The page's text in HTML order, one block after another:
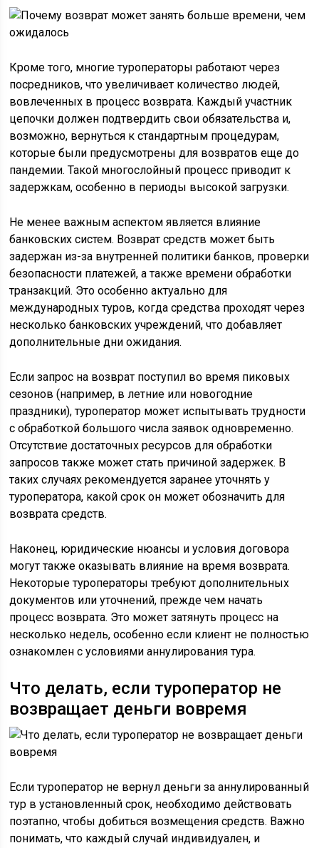
Кроме того, многие туроператоры работают через
посредников, что увеличивает количество людей,
вовлеченных в процесс возврата. Каждый участник
цепочки должен подтвердить свои обязательства и,
возможно, вернуться к стандартным процедурам,
которые были предусмотрены для возвратов еще до
пандемии. Такой многослойный процесс приводит к
задержкам, особенно в периоды высокой загрузки.
Не менее важным аспектом является влияние
банковских систем. Возврат средств может быть
задержан из-за внутренней политики банков, проверки
безопасности платежей, а также времени обработки
транзакций. Это особенно актуально для
международных туров, когда средства проходят через
несколько банковских учреждений, что добавляет
дополнительные дни ожидания.
Если запрос на возврат поступил во время пиковых
сезонов (например, в летние или новогодние
праздники), туроператор может испытывать трудности
с обработкой большого числа заявок одновременно.
Отсутствие достаточных ресурсов для обработки
запросов также может стать причиной задержек. В
таких случаях рекомендуется заранее уточнять у
туроператора, какой срок он может обозначить для
возврата средств.
Наконец, юридические нюансы и условия договора
могут также оказывать влияние на время возврата.
Некоторые туроператоры требуют дополнительных
документов или уточнений, прежде чем начать
процесс возврата. Это может затянуть процесс на
несколько недель, особенно если клиент не полностью
ознакомлен с условиями аннулирования тура.
Что делать, если туроператор не
возвращает деньги вовремя
Если туроператор не вернул деньги за аннулированный
тур в установленный срок, необходимо действовать
поэтапно, чтобы добиться возмещения средств. Важно
понимать, что каждый случай индивидуален, и